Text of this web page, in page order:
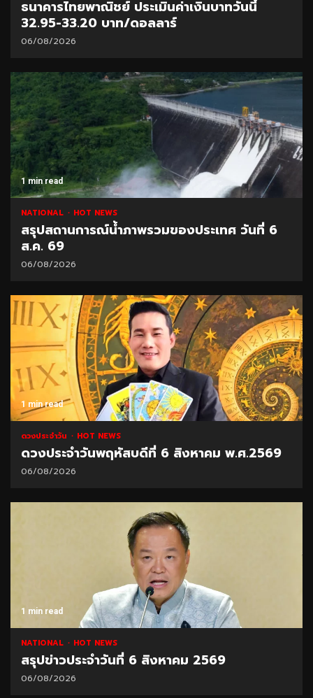
ธนาคารไทยพาณิชย์ ประเมินค่าเงินบาทวันนี้
32.95-33.20 บาท/ดอลลาร์
06/08/2026
1 min read
NATIONAL HOT NEWS
สรุปสถานการณ์น้ำภาพรวมของประเทศ วันที่ 6
ส.ค. 69
06/08/2026
1 min read
ดวงประจำวัน HOT NEWS
ดวงประจำวันพฤหัสบดีที่ 6 สิงหาคม พ.ศ.2569
06/08/2026
1 min read
NATIONAL HOT NEWS
สรุปข่าวประจำวันที่ 6 สิงหาคม 2569
06/08/2026